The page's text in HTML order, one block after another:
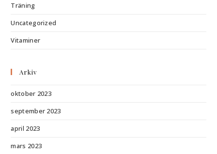
Träning
Uncategorized
Vitaminer
Arkiv
oktober 2023
september 2023
april 2023
mars 2023